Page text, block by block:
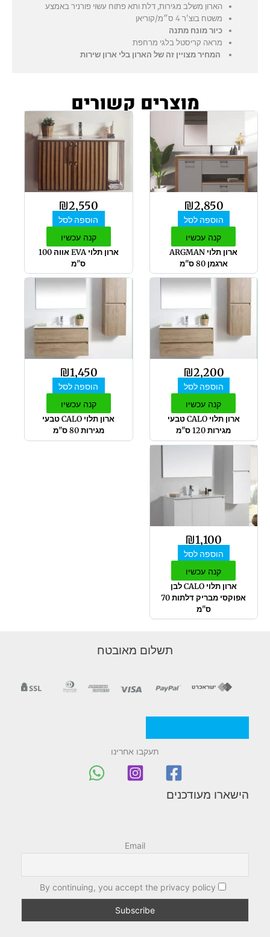
הארון משלב מגירות, דלת ותא פתוח עשוי פורניר באמצע
משטח בוצ'ר 4 ס״מ/קוריאן
כיור מונח מתנה
מראה קריסטל בלגי מרחפת
המחיר מצויין זה של הארון בלי ארון שירות
מוצרים קשורים
₪2,850
הוספה לסל
קנה עכשיו
ארון תלוי ARGMAN
ארגמן 80 ס"מ
₪2,550
הוספה לסל
קנה עכשיו
ארון תלוי EVA אווה 100
ס"מ
₪2,200
הוספה לסל
קנה עכשיו
ארון תלוי CALO טבעי
מגירות 120 ס"מ
₪1,450
הוספה לסל
קנה עכשיו
ארון תלוי CALO טבעי
מגירות 80 ס"מ
₪1,100
הוספה לסל
קנה עכשיו
ארון תלוי CALO לבן
אפוקסי מבריק דלתות 70
ס"מ
תשלום מאובטח
תעקבו אחרינו
הישארו מעודכנים
Email
By continuing, you accept the privacy policy